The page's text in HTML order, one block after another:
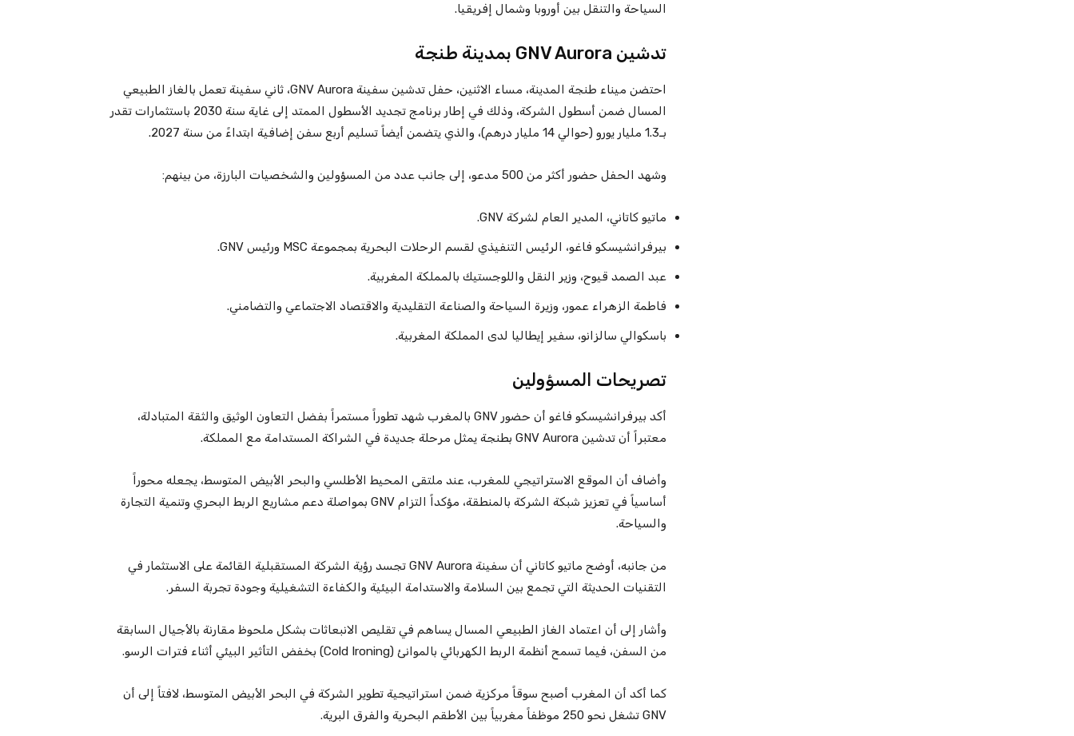
السياحة والتنقل بين أوروبا وشمال إفريقيا.
تدشين GNV Aurora بمدينة طنجة
احتضن ميناء طنجة المدينة، مساء الاثنين، حفل تدشين سفينة GNV Aurora، ثاني سفينة تعمل بالغاز الطبيعي
المسال ضمن أسطول الشركة، وذلك في إطار برنامج تجديد الأسطول الممتد إلى غاية سنة 2030 باستثمارات تقدر
بـ1.3 مليار يورو (حوالي 14 مليار درهم)، والذي يتضمن أيضاً تسليم أربع سفن إضافية ابتداءً من سنة 2027.
وشهد الحفل حضور أكثر من 500 مدعو، إلى جانب عدد من المسؤولين والشخصيات البارزة، من بينهم:
ماتيو كاتاني، المدير العام لشركة GNV.
بيرفرانشيسكو فاغو، الرئيس التنفيذي لقسم الرحلات البحرية بمجموعة MSC ورئيس GNV.
عبد الصمد قيوح، وزير النقل واللوجستيك بالمملكة المغربية.
فاطمة الزهراء عمور، وزيرة السياحة والصناعة التقليدية والاقتصاد الاجتماعي والتضامني.
باسكوالي سالزانو، سفير إيطاليا لدى المملكة المغربية.
تصريحات المسؤولين
أكد بيرفرانشيسكو فاغو أن حضور GNV بالمغرب شهد تطوراً مستمراً بفضل التعاون الوثيق والثقة المتبادلة،
معتبراً أن تدشين GNV Aurora بطنجة يمثل مرحلة جديدة في الشراكة المستدامة مع المملكة.
وأضاف أن الموقع الاستراتيجي للمغرب، عند ملتقى المحيط الأطلسي والبحر الأبيض المتوسط، يجعله محوراً
أساسياً في تعزيز شبكة الشركة بالمنطقة، مؤكداً التزام GNV بمواصلة دعم مشاريع الربط البحري وتنمية التجارة
والسياحة.
من جانبه، أوضح ماتيو كاتاني أن سفينة GNV Aurora تجسد رؤية الشركة المستقبلية القائمة على الاستثمار في
التقنيات الحديثة التي تجمع بين السلامة والاستدامة البيئية والكفاءة التشغيلية وجودة تجربة السفر.
وأشار إلى أن اعتماد الغاز الطبيعي المسال يساهم في تقليص الانبعاثات بشكل ملحوظ مقارنة بالأجيال السابقة
من السفن، فيما تسمح أنظمة الربط الكهربائي بالموانئ (Cold Ironing) بخفض التأثير البيئي أثناء فترات الرسو.
كما أكد أن المغرب أصبح سوقاً مركزية ضمن استراتيجية تطوير الشركة في البحر الأبيض المتوسط، لافتاً إلى أن
GNV تشغل نحو 250 موظفاً مغربياً بين الأطقم البحرية والفرق البرية.